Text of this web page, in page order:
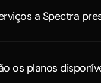
a Spectra
os planos